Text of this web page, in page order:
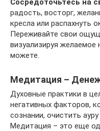
Сосредоточьтесь на
радость, восторг,
кресла или распахнуть
Переживайте свои
визуализируя желаемое
можете.
Медитация –
Духовные практики в
негативных факторов,
сознании, очистить
Медитация – это еще